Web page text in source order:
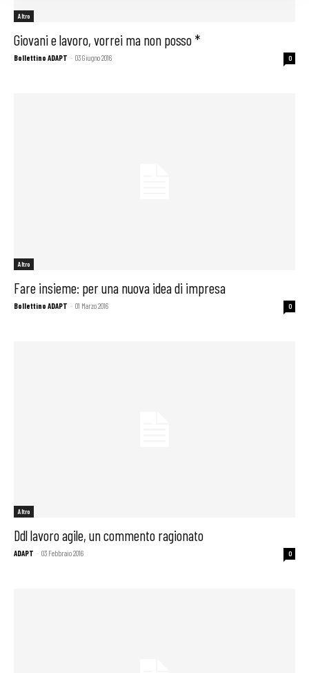
Altro
Giovani e lavoro, vorrei ma non posso *
Bollettino ADAPT - 03 Giugno 2016 0
Altro
Fare insieme: per una nuova idea di impresa
Bollettino ADAPT - 01 Marzo 2016 0
Altro
Ddl lavoro agile, un commento ragionato
ADAPT - 03 Febbraio 2016 0